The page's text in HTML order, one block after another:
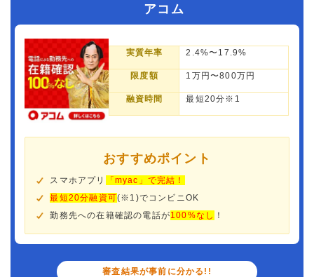
アコム
実質年率 2.4%〜17.9%
限度額 1万円〜800万円
融資時間 最短20分※1
おすすめポイント
スマホアプリ
「myac」で完結！
最短20分融資可(※1)でコンビニOK
勤務先への在籍確認の電話が100%なし ！
審査結果が事前に分かる!!